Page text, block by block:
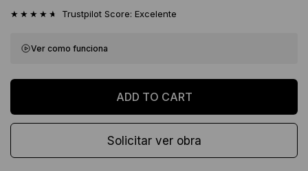
★★★★★ Trustpilot Score: Excelente
Ver como funciona
Solicitar ver obra